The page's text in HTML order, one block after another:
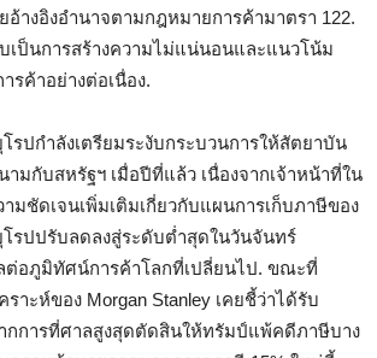
อ้างอิงอำนาจตามกฎหมายการค้ามาตรา 122.
เป็นการสร้างความไม่แน่นอนและแนวโน้ม
รค้าอย่างต่อเนื่อง.
รปกำลังเตรียมระงับกระบวนการให้สัตยาบัน
มกับสหรัฐฯ เมื่อปีที่แล้ว เนื่องจากเจ้าหน้าที่ใน
มชัดเจนเพิ่มเติมเกี่ยวกับแผนการเก็บภาษีของ
รปปรับลดลงสู่ระดับต่ำสุดในวันจันทร์
ต่อภูมิทัศน์การค้าโลกที่เปลี่ยนไป. ขณะที่
ราะห์ของ Morgan Stanley เคยชี้ว่าได้รับ
กการที่ศาลสูงสุดตัดสินให้ทรัมป์แพ้คดีภาษีบาง